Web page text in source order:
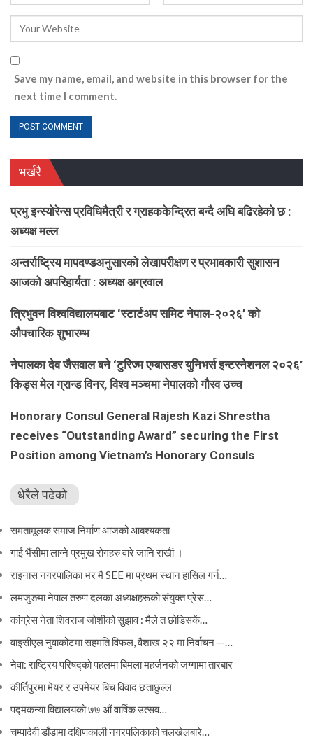
Save my name, email, and website in this browser for the
next time I comment.
भर्खरै
प्रभु इन्स्योरेन्स प्रविधिमैत्री र ग्राहककेन्द्रित बन्दै अघि बढिरहेको छ :
अध्यक्ष मल्ल
अन्तर्राष्ट्रिय मापदण्डअनुसारको लेखापरीक्षण र प्रभावकारी सुशासन
आजको अपरिहार्यता : अध्यक्ष अग्रवाल
त्रिभुवन विश्वविद्यालयबाट ‘स्टार्टअप समिट नेपाल-२०२६’ को
औपचारिक शुभारम्भ
नेपालका देव जैसवाल बने ‘टुरिज्म एम्बासडर युनिभर्स इन्टरनेशनल २०२६’
किड्स मेल ग्रान्ड विनर, विश्व मञ्चमा नेपालको गौरव उच्च
Honorary Consul General Rajesh Kazi Shrestha
receives “Outstanding Award” securing the First
Position among Vietnam’s Honorary Consuls
धेरैले पढेको
समतामूलक समाज निर्माण आजको आबश्यकता
गाई भैंसीमा लाग्ने प्रमुख रोगहरु वारे जानि राखैां ।
राइनास नगरपालिका भर मै SEE मा प्रथम स्थान हासिल गर्न…
लमजुङमा नेपाल तरुण दलका अध्यक्षहरूको संयुक्त प्रेस…
कांग्रेस नेता शिवराज जोशीको सुझाव : मैले त छोडिसकें…
वाइसीएल नुवाकोटमा सहमति विफल, वैशाख २२ मा निर्वाचन —…
नेवा: राष्ट्रिय परिषद्को पहलमा बिमला महर्जनको जग्गामा तारबार
कीर्तिपुरमा मेयर र उपमेयर बिच विवाद छताछुल्ल
पद्मकन्या विद्यालयको ७७ औं ‌‌वार्षिक ‌उत्सव…
चम्पादेवी डाँडामा दक्षिणकाली नगरपलिकाको चलखेलबारे…